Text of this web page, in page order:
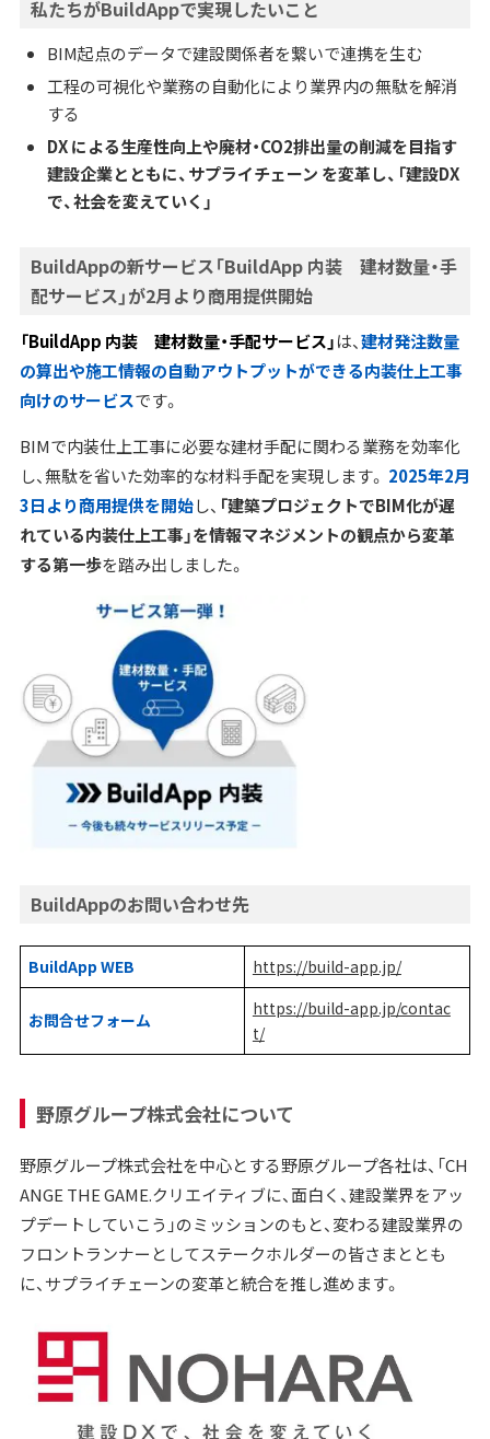
私たちがBuildAppで実現したいこと
BIM起点のデータで建設関係者を繋いで連携を生む
工程の可視化や業務の自動化により業界内の無駄を解消
する
DX による生産性向上や廃材・CO2排出量の削減を目指す
建設企業とともに、サプライチェーン を変革し、「建設DX
で、社会を変えていく」
BuildAppの新サービス「BuildApp 内装 建材数量・手
配サービス」が2月より商用提供開始
「BuildApp 内装 建材数量・手配サービス」は、建材発注数量
の算出や施工情報の自動アウトプットができる内装仕上工事
向けのサービスです。
BIMで内装仕上工事に必要な建材手配に関わる業務を効率化
し、無駄を省いた効率的な材料手配を実現します。 2025年2月
3日より商用提供を開始し、 「建築プロジェクトでBIM化が遅
れている内装仕上工事」を情報マネジメントの観点から変革
する第一歩を踏み出しました。
BuildAppのお問い合わせ先
BuildApp WEB https://build-app.jp/
お問合せフォーム
https://build-app.jp/contac
t/
野原グループ株式会社について
野原グループ株式会社を中心とする野原グループ各社は、「CH
ANGE THE GAME.クリエイティブに、面白く、建設業界をアッ
プデートしていこう」のミッションのもと、変わる建設業界の
フロントランナーとしてステークホルダーの皆さまととも
に、サプライチェーンの変革と統合を推し進めます。